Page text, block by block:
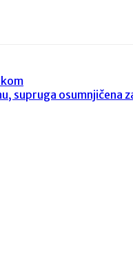
supruga osumnjičena